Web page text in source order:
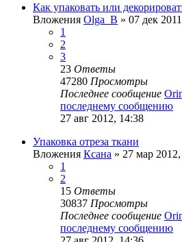
Как упаковать или
Вложения Olga_B » 07 дек
1
2
3
23 Ответы
47280 Просмотры
Последнее сообщение
последнему сообщению
27 авг 2012, 14:38
Упаковка отреза ткани
Вложения Ксана » 27 мар
1
2
15 Ответы
30837 Просмотры
Последнее сообщение
последнему сообщению